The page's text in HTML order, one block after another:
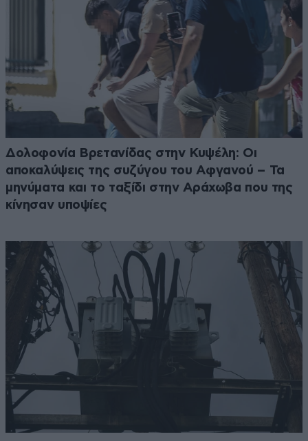
Δολοφονία Βρετανίδας στην Κυψέλη: Οι
αποκαλύψεις της συζύγου του Αφγανού – Τα
μηνύματα και το ταξίδι στην Αράχωβα που της
κίνησαν υποψίες